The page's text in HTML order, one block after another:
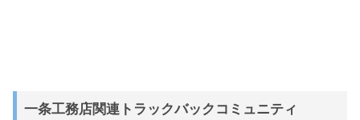
一条工務店関連トラックバックコミュニティ